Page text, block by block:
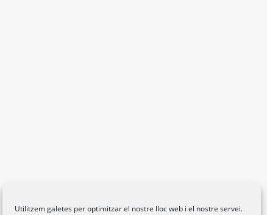
Utilitzem galetes per optimitzar el nostre lloc web i el nostre servei.